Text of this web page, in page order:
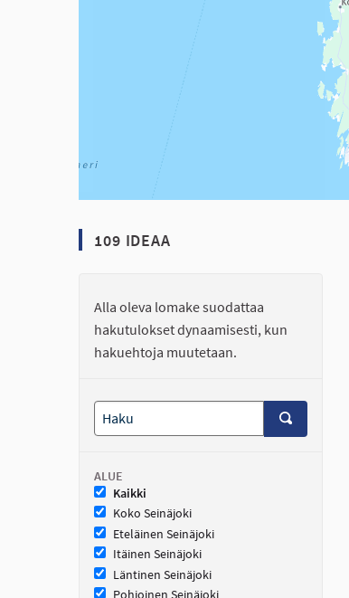
109 IDEAA
Alla oleva lomake suodattaa
hakutulokset dynaamisesti, kun
hakuehtoja muutetaan.
ALUE
Kaikki
Koko Seinäjoki
Eteläinen Seinäjoki
Itäinen Seinäjoki
Läntinen Seinäjoki
Pohjoinen Seinäjoki